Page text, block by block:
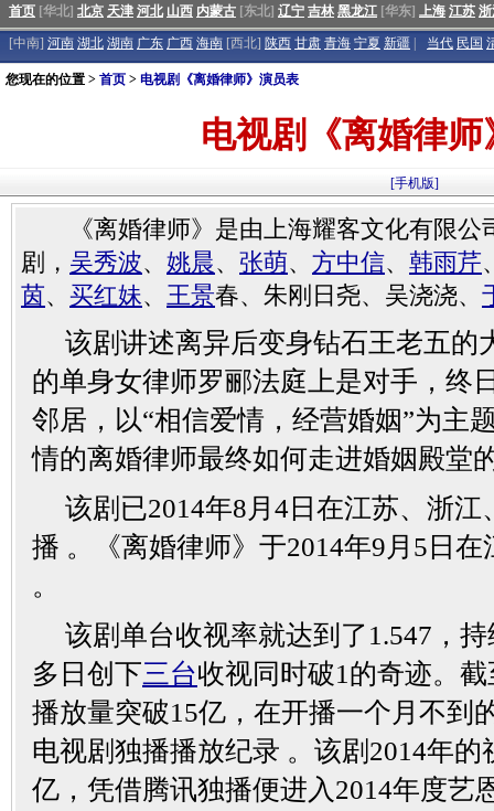
首页 [华北] 北京 天津 河北 山西 内蒙古 [东北] 辽宁 吉林 黑龙江 [华东] 上海 江苏
[中南] 河南 湖北 湖南 广东 广西 海南 [西北] 陕西 甘肃 青海 宁夏 新疆 当代 民国
您现在的位置 > 首页 > 电视剧《离婚律师》演员表
电视剧《离婚律
[手机版]
《离婚律师》是由上海耀客文化有限公
剧， 吴秀波、 姚晨、 张萌、 方中信、 韩雨芹
茵、 买红妹、 王景春、朱刚日尧、吴浇浇、
该剧讲述离异后变身钻石王老五的
的单身女律师罗郦法庭上是对手，终
邻居，以“相信爱情，经营婚姻”为主
情的离婚律师最终如何走进婚姻殿堂
该剧已2014年8月4日在江苏、浙
播 。《离婚律师》于2014年9月5日
。
该剧单台收视率就达到了1.547，
多日创下三台收视同时破1的奇迹。
播放量突破15亿，在开播一个月不到
电视剧独播播放纪录 。该剧2014年
亿，凭借腾讯独播便进入2014年度艺